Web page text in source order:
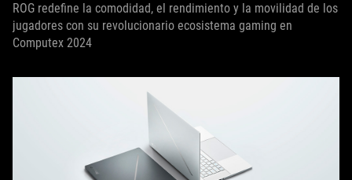
ROG redefine la comodidad, el rendimiento y la movilidad de los
jugadores con su revolucionario ecosistema gaming en
Computex 2024